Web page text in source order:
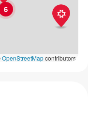
6
OpenStreetMapcontributors